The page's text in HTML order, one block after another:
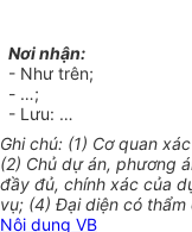
Nơi nhận:
- Như trên;
- …;
- Lưu: …
Ghi chú: (1) Cơ quan
(2) Chủ dự án, phương
đầy đủ, chính xác của
vụ; (4) Đại diện có thẩm
Nội dung VB